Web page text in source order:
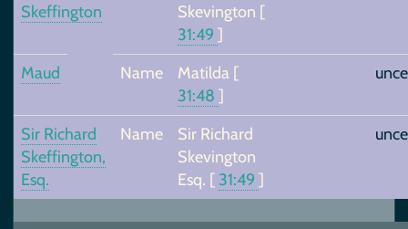
Skeffington
Skevington [
31:49 ]
Maud Name Matilda [
31:48 ]
Sir Richard
Skeffington,
Esq.
Name
Sir Richard
Skevington
Esq. [ 31:49 ]